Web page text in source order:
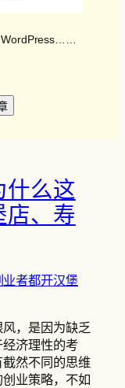
什么这
店、寿
，是因为缺乏
济理性的考
然不同的思维
业策略，不如